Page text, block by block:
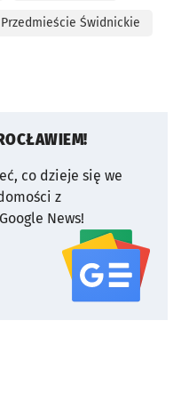
Przedmieście Świdnickie
co dzieje się we
z
News!
serwisu